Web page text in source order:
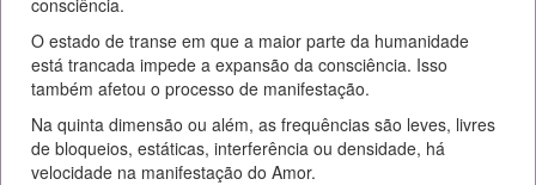
O estado de transe em que a maior parte da humanidade
está trancada impede a expansão da consciência. Isso
também afetou o processo de manifestação.
Na quinta dimensão ou além, as frequências são leves, livres
de bloqueios, estáticas, interferência ou densidade, há
velocidade na manifestação do Amor.